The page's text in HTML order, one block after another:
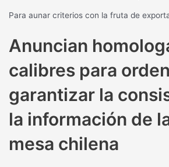
Para aunar criterios con la fruta de
Anuncian
calibres para
garantizar la
la información de
mesa chilena